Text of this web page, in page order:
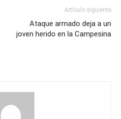
Artículo siguiente
Ataque armado deja a un
joven herido en la Campesina